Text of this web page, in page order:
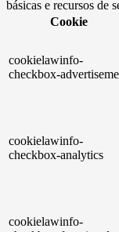
básicas e recursos de
Cookie
cookielawinfo-
checkbox-
cookielawinfo-
checkbox-analytics
cookielawinfo-